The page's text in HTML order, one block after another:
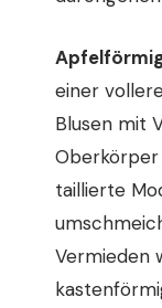
einer
Blusen mit
taillierte
Vermieden